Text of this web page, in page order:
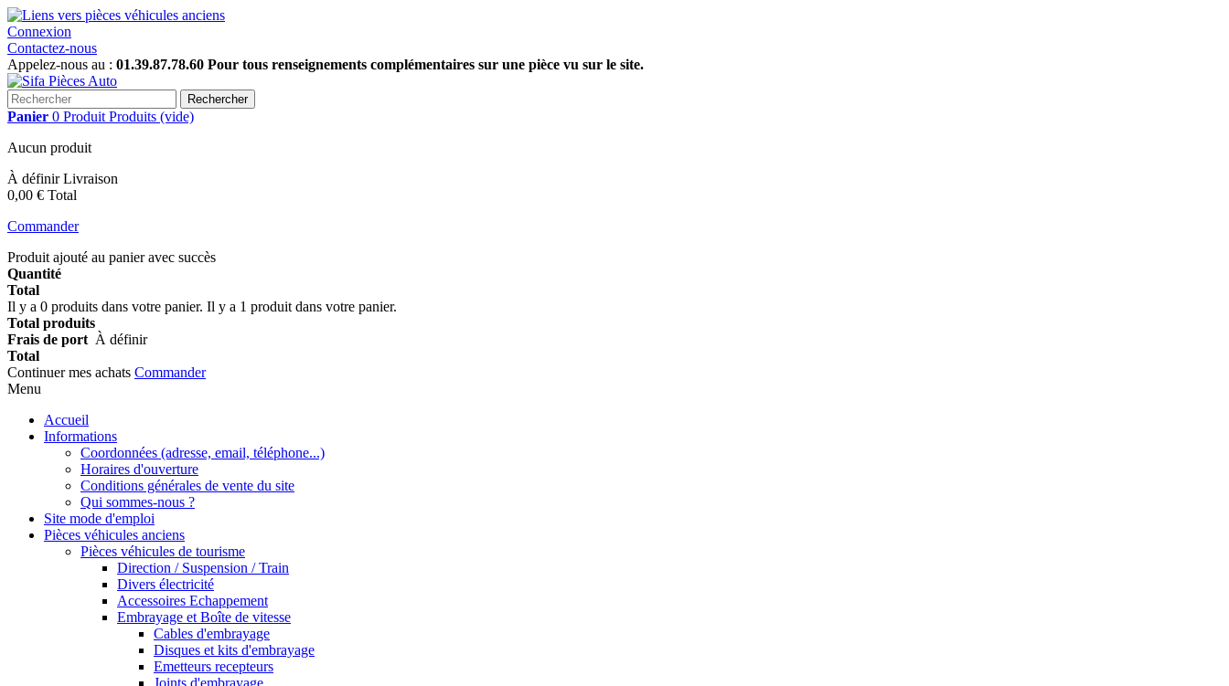
Connexion
Contactez-nous
Appelez-nous au : 01.39.87.78.60 Pour tous renseignements complémentaires sur une pièce vu sur le site.
Rechercher
Panier 0 Produit Produits (vide)
Aucun produit
À définirLivraison
0,00 € Total
Commander
Produit ajouté au panier avec succès
Quantité
Total
Il y a 0 produits dans votre panier. Il y a 1 produit dans votre panier.
Total produits
Frais de port À définir
Total
Continuer mes achats Commander
Menu
Accueil
Informations
Coordonnées (adresse, email, téléphone...)
Horaires d'ouverture
Conditions générales de vente du site
Qui sommes-nous ?
Site mode d'emploi
Pièces véhicules anciens
Pièces véhicules de tourisme
Direction / Suspension / Train
Divers électricité
Accessoires Echappement
Embrayage et Boîte de vitesse
Cables d'embrayage
Disques et kits d'embrayage
Emetteurs recepteurs
Joints d'embrayage